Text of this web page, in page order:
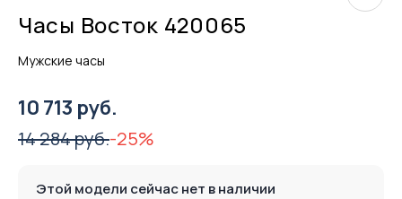
Часы Восток 420065
Мужские часы
10 713 руб.
14 284 руб.-25%
Этой модели сейчас нет в наличии